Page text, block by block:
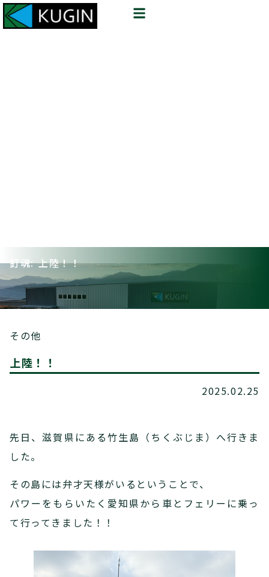
釘魂: 上陸！！
その他
上陸！！
2025.02.25
先日、滋賀県にある竹生島（ちくぶじま）へ行きま
した。
その島には弁才天様がいるということで、
パワーをもらいたく愛知県から車とフェリーに乗っ
て行ってきました！！